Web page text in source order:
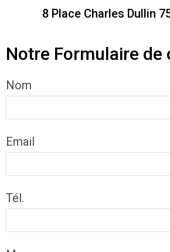
8 Place Charles Dullin
Notre Formulaire de
Nom
Email
Tél.